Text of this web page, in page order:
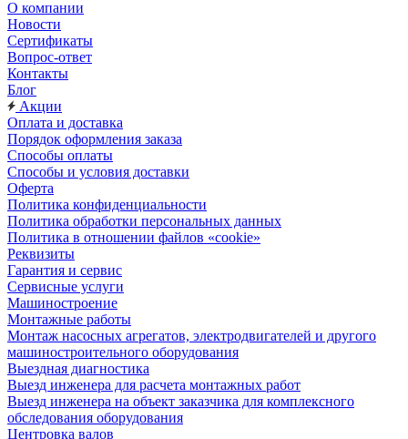
О компании
Новости
Сертификаты
Вопрос-ответ
Контакты
Блог
Акции
Оплата и доставка
Порядок оформления заказа
Способы оплаты
Способы и условия доставки
Оферта
Политика конфиденциальности
Политика обработки персональных данных
Политика в отношении файлов «cookie»
Реквизиты
Гарантия и сервис
Сервисные услуги
Машиностроение
Монтажные работы
Монтаж насосных агрегатов, электродвигателей и другого
машиностроительного оборудования
Выездная диагностика
Выезд инженера для расчета монтажных работ
Выезд инженера на объект заказчика для комплексного
обследования оборудования
Центровка валов